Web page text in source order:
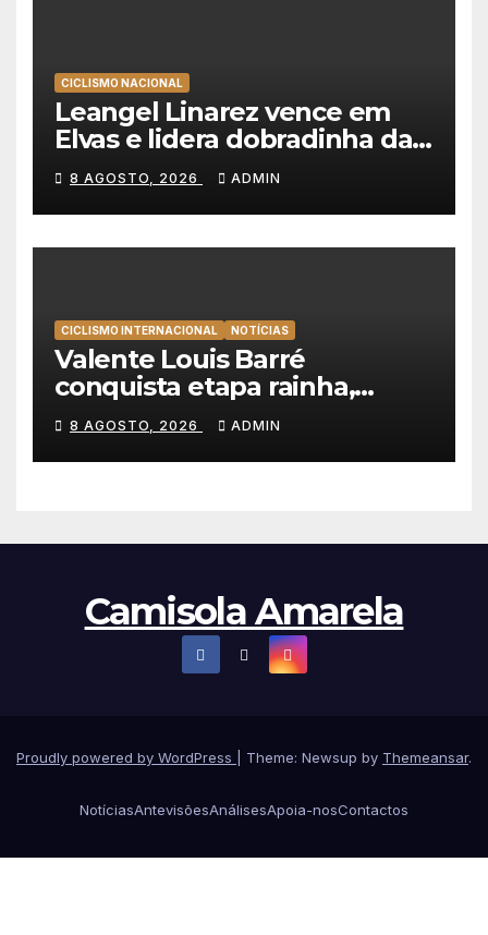
CICLISMO NACIONAL
Leangel Linarez vence em
Elvas e lidera dobradinha da
Tavfer-Ovos Matinados-
Mortágua
8 AGOSTO, 2026 ADMIN
CICLISMO INTERNACIONAL NOTÍCIAS
Valente Louis Barré
conquista etapa rainha,
Christian Scaroni é o novo
líder da Volta a Polónia
8 AGOSTO, 2026 ADMIN
Camisola Amarela
Proudly powered by WordPress Theme: Newsup by Themeansar.
NotíciasAntevisõesAnálisesApoia-nosContactos